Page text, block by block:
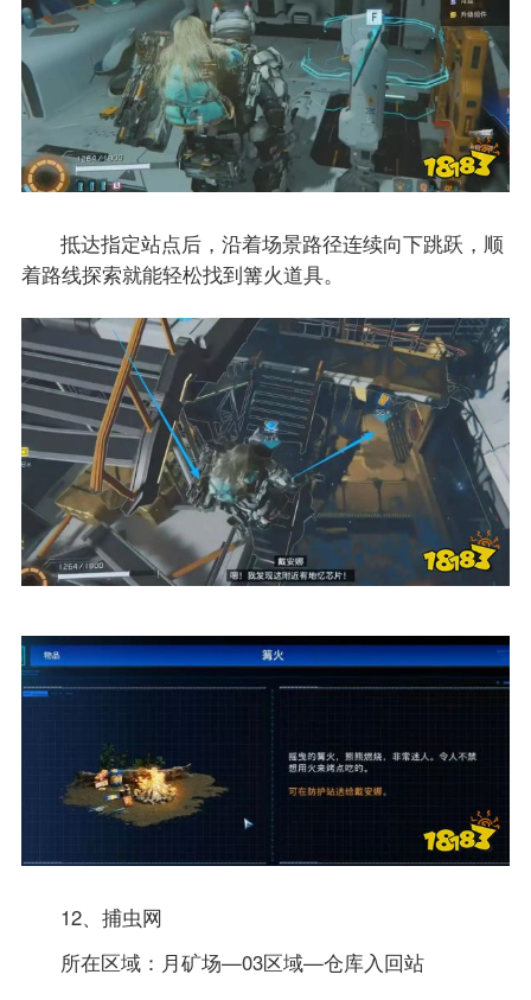
抵达指定站点后，沿着场景路径连续向下跳跃，顺
着路线探索就能轻松找到篝火道具。
12、捕虫网
所在区域：月矿场—03区域—仓库入回站